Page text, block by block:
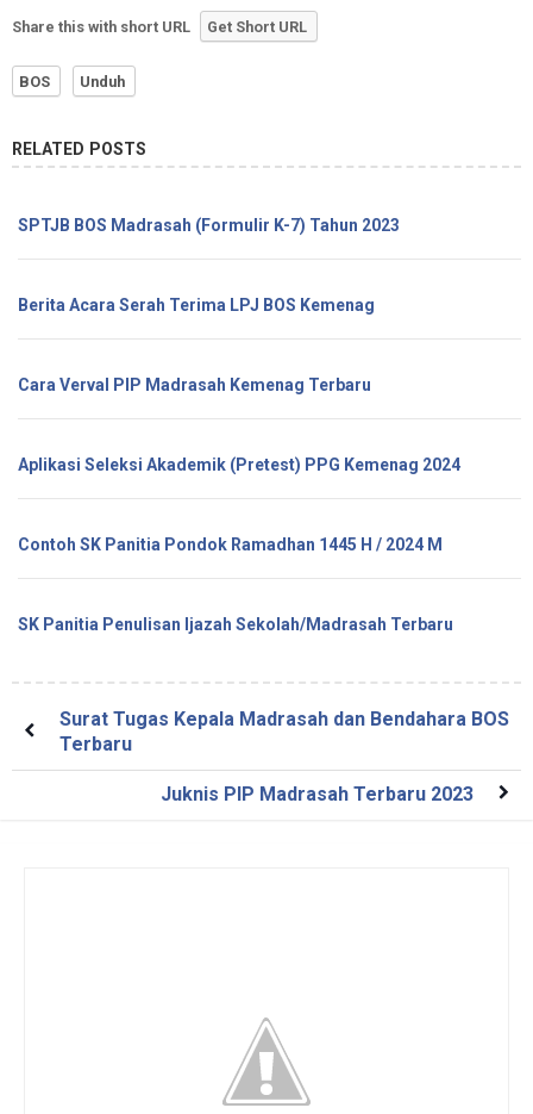
Share this with short URL Get Short URL
BOS Unduh
RELATED POSTS
SPTJB BOS Madrasah (Formulir K-7) Tahun 2023
Berita Acara Serah Terima LPJ BOS Kemenag
Cara Verval PIP Madrasah Kemenag Terbaru
Aplikasi Seleksi Akademik (Pretest) PPG Kemenag 2024
Contoh SK Panitia Pondok Ramadhan 1445 H / 2024 M
SK Panitia Penulisan Ijazah Sekolah/Madrasah Terbaru
Surat Tugas Kepala Madrasah dan Bendahara BOS
Terbaru
Juknis PIP Madrasah Terbaru 2023